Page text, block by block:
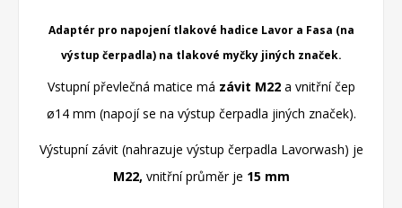
Adaptér pro napojení tlakové hadice Lavor a Fasa (na
výstup čerpadla) na tlakové myčky jiných značek.
Vstupní převlečná matice má závit M22a vnitřní čep
ø14 mm (napojí se na výstup čerpadla jiných značek).
Výstupní závit (nahrazuje výstup čerpadla Lavorwash) je
M22, vnitřní průměr je 15 mm